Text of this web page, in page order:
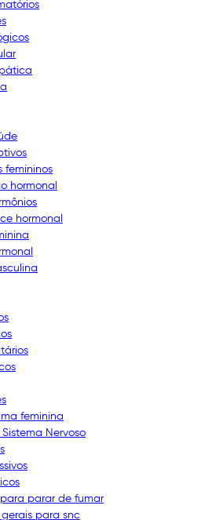
femininos
hormonal
hormonal
feminina
Nervoso
parar de fumar
para snc